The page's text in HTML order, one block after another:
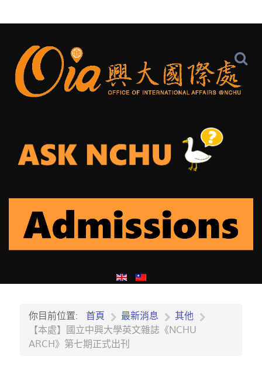
你目前位置: 首頁 最新消息
其他
【本處】國立中興大學英文雜誌《NCHU
ARCH》第七期正式出刊